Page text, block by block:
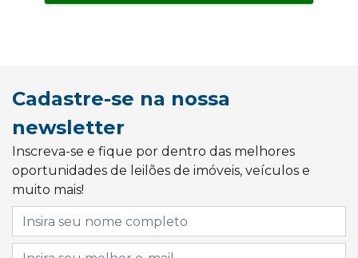
Cadastre-se na nossa
newsletter
Inscreva-se e fique por dentro das melhores
oportunidades de leilões de imóveis, veículos e
muito mais!